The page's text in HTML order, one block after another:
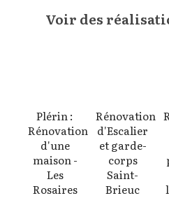
Voir des
Plérin :
Rénovation
d'une
maison -
Les
Rosaires
Rénovation
d'Escalier
et garde-
corps
Saint-
Brieuc